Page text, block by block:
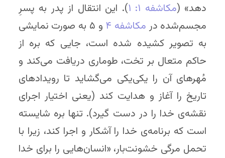
دهد» (مکاشفه ۱: ۱
). این انتقال از پدر به پسرِ
مجسم‌شده در مکاشفه ۴
و ۵ به صورت نمایشی
به تصویر کشیده شده است، جایی که بره از
حاکم متعال بر تخت، طوماری دریافت می‌کند و
مُهرهای آن را یکی‌یکی می‌گشاید تا رویدادهای
تاریخ را آغاز و هدایت کند (یعنی اختیار اجرای
نقشه‌ی خدا را در دست گیرد). تنها بره شایسته
است که برنامه‌ی خدا را آشکار و اجرا کند، زیرا با
تحمل مرگی خشونت‌بار، «انسان‌هایی را برای خدا